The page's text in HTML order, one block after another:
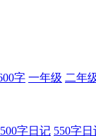
字 一年级 二年
500字日记 550字日